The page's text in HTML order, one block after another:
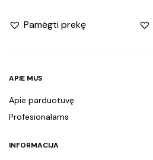
Pamėgti prekę
APIE MUS
Apie parduotuvę
Profesionalams
INFORMACIJA